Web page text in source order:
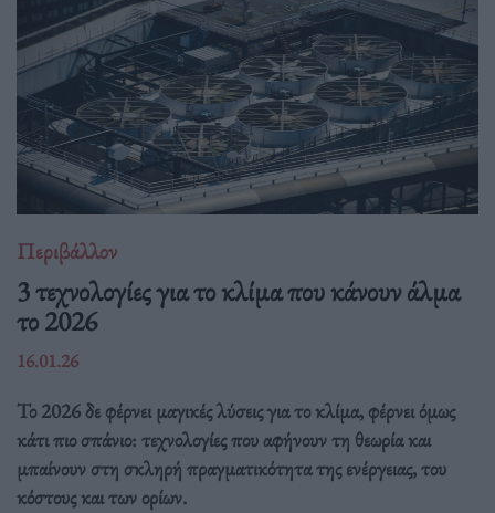
Περιβάλλον
3 τεχνολογίες για το κλίμα που κάνουν άλμα
το 2026
16.01.26
Το 2026 δε φέρνει μαγικές λύσεις για το κλίμα, φέρνει όμως
κάτι πιο σπάνιο: τεχνολογίες που αφήνουν τη θεωρία και
μπαίνουν στη σκληρή πραγματικότητα της ενέργειας, του
κόστους και των ορίων.